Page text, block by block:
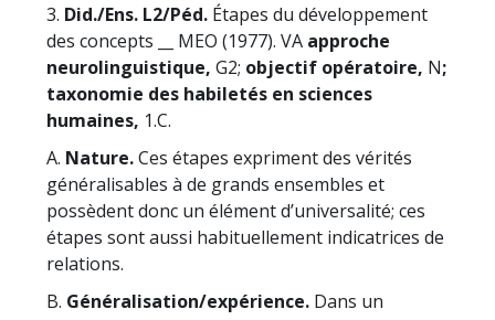
3. Did./Ens. L2/Péd. Étapes du développement
des concepts __ MEO (1977). VA approche
neurolinguistique, G2; objectif opératoire, N;
taxonomie des habiletés en sciences
humaines, 1.C.
A. Nature.Ces étapes expriment des vérités
généralisables à de grands ensembles et
possèdent donc un élément d’universalité; ces
étapes sont aussi habituellement indicatrices de
relations.
B. Généralisation/expérience. Dans un